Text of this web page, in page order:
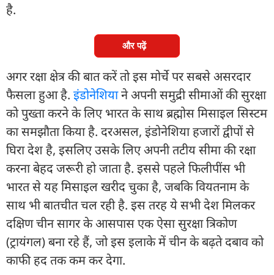
है.
और पढ़ें
अगर रक्षा क्षेत्र की बात करें तो इस मोर्चे पर सबसे असरदार
फैसला हुआ है. इंडोनेशियाने अपनी समुद्री सीमाओं की सुरक्षा
को पुख्ता करने के लिए भारत के साथ ब्रह्मोस मिसाइल सिस्टम
का समझौता किया है. दरअसल, इंडोनेशिया हजारों द्वीपों से
घिरा देश है, इसलिए उसके लिए अपनी तटीय सीमा की रक्षा
करना बेहद जरूरी हो जाता है. इससे पहले फिलीपींस भी
भारत से यह मिसाइल खरीद चुका है, जबकि वियतनाम के
साथ भी बातचीत चल रही है. इस तरह ये सभी देश मिलकर
दक्षिण चीन सागर के आसपास एक ऐसा सुरक्षा त्रिकोण
(ट्रायंगल) बना रहे हैं, जो इस इलाके में चीन के बढ़ते दबाव को
काफी हद तक कम कर देगा.